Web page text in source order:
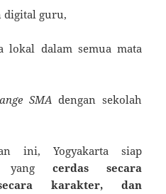
digital guru,
lokal dalam semua mata
SMA dengan sekolah
ini, Yogyakarta siap
yang cerdas secara
karakter, dan